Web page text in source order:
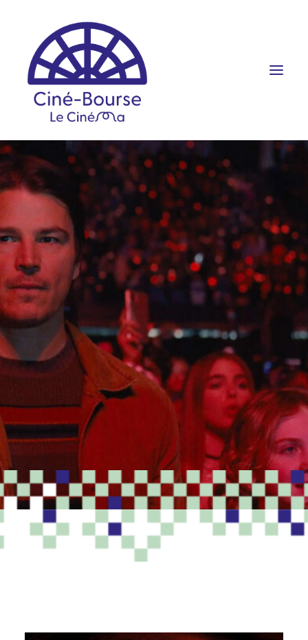
FILMS ET HORAIRES
ÉVÉNEMENTS
SCOLAIRES
PRATIQUE
RÉSERVATION
PROGRAMME